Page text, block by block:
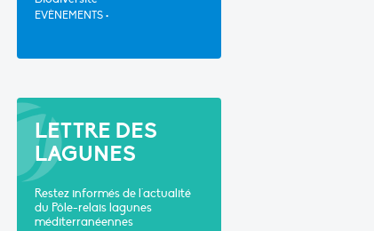
EVÈNEMENTS •
LETTRE DES
LAGUNES
Restez informés de l'actualité
du Pôle-relais lagunes
méditerranéennes